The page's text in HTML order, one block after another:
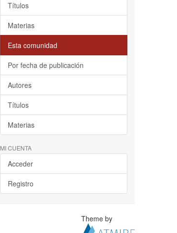
Títulos
Materias
Esta comunidad
Por fecha de publicación
Autores
Títulos
Materias
MI CUENTA
Acceder
Registro
Theme by